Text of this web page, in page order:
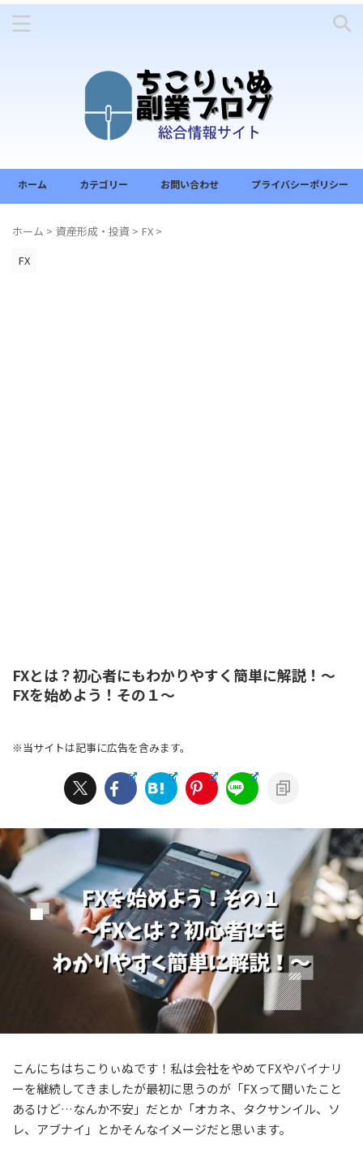
ホーム カテゴリー お問い合わせ プライバシーポリシー
ホーム > 資産形成・投資 > FX >
FX
FXとは？初心者にもわかりやすく簡単に解説！～
FXを始めよう！その１～
※当サイトは記事に広告を含みます。
こんにちはちこりぃぬです！私は会社をやめてFXやバイナリ
ーを継続してきましたが最初に思うのが「FXって聞いたこと
あるけど…なんか不安」だとか「オカネ、タクサンイル、ソ
レ、アブナイ」とかそんなイメージだと思います。